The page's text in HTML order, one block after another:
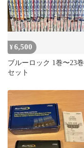
¥6,500
ブルーロック 1巻〜23巻
セット